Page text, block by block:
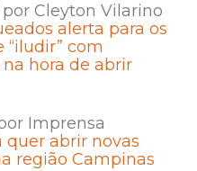
por Cleyton Vilarino
alerta para os
“iludir” com
hora de abrir
Imprensa
quer abrir novas
região Campinas